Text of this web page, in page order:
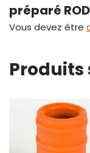
préparé
Vous devez être